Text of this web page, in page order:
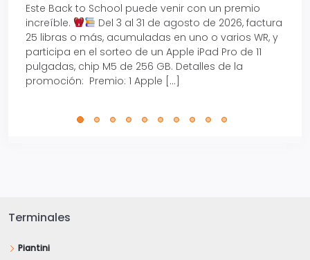
Este Back to School puede venir con un premio
increíble.
Del 3 al 31 de agosto de 2026, factura
25 libras o más, acumuladas en uno o varios WR, y
participa en el sorteo de un Apple iPad Pro de 11
pulgadas, chip M5 de 256 GB. Detalles de la
promoción: Premio: 1 Apple […]
Terminales
Piantini